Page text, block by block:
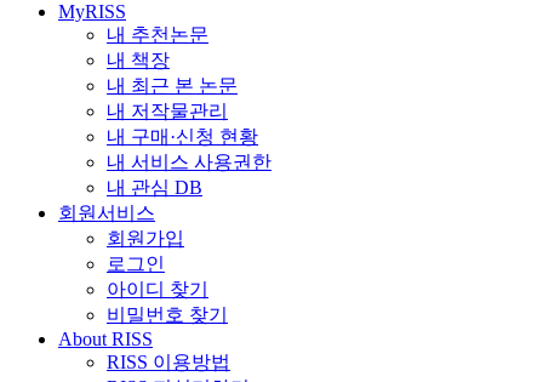
MyRISS
내 추천논문
내 책장
내 최근 본 논문
내 저작물관리
내 구매·신청 현황
내 서비스 사용권한
내 관심 DB
회원서비스
회원가입
로그인
아이디 찾기
비밀번호 찾기
About RISS
RISS 이용방법